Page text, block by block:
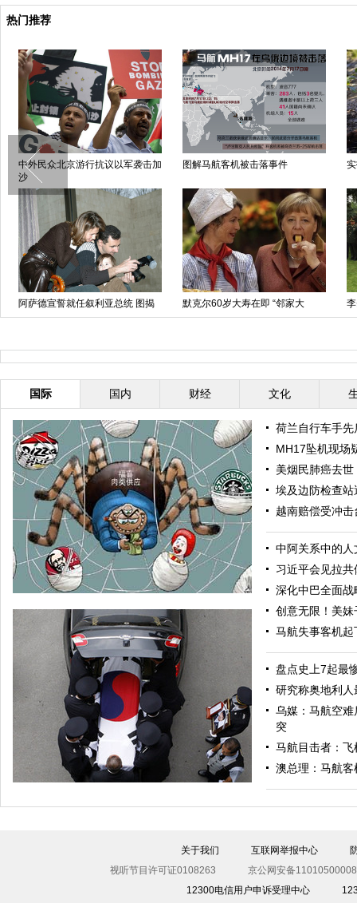
热门推荐
中外民众北京游行抗议以军袭击加
沙
图解马航客机被击落事件
阿萨德宣誓就任叙利亚总统 图揭
其神秘家庭生活
默克尔60岁大寿在即 “邻家大
妈”朴实亲民趣事多
地
国际 国内 财经 文化
中国日报漫画：猎物
荷兰自行车手
MH17坠机现场
美烟民肺癌去
埃及边防检查
越南赔偿受冲
中阿关系中的人
习近平会见拉共
深化中巴全面
创意无限！美
马航失事客机
盘点史上7起最
研究称奥地利人
乌媒：马航空
突
马航目击者：
澳总理：马航
关于我们 互联网举报中心
视听节目许可证0108263
京公网安备
12300电信用户申诉受理中心